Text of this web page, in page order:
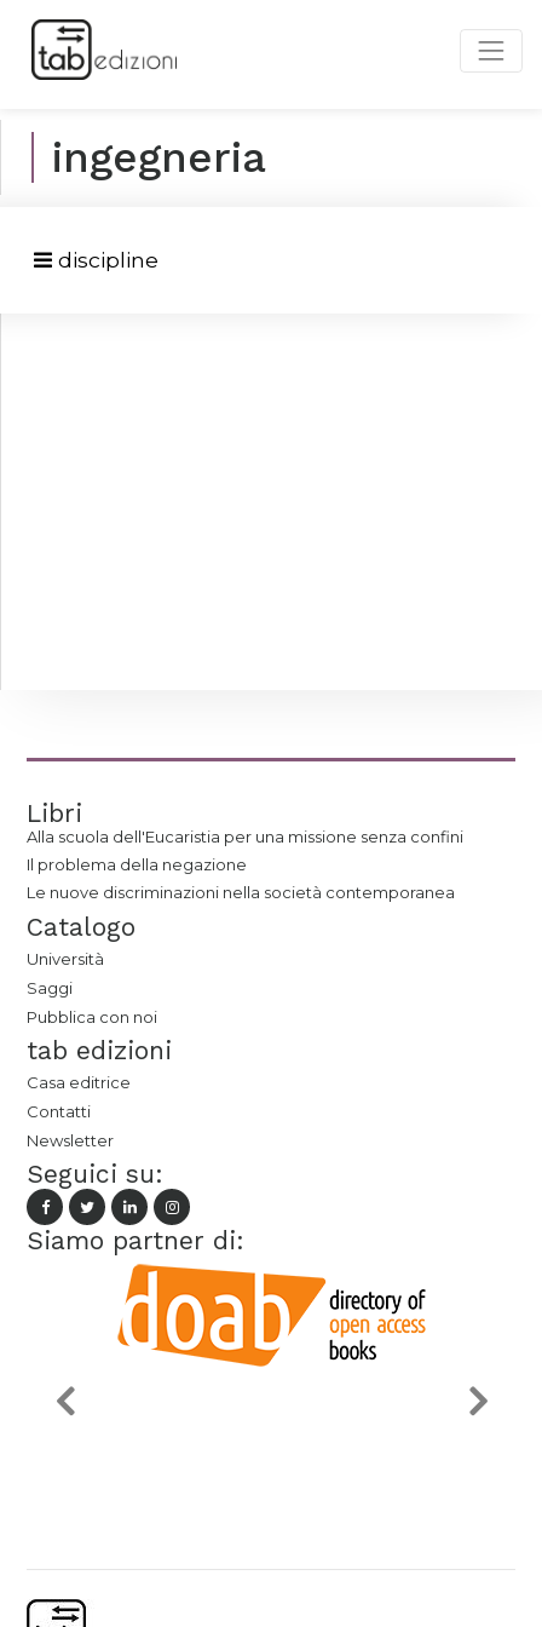
ingegneria
discipline
Libri
Alla scuola dell'Eucaristia per una missione senza confini
Il problema della negazione
Le nuove discriminazioni nella società contemporanea
Catalogo
Università
Saggi
Pubblica con noi
tab edizioni
Casa editrice
Contatti
Newsletter
Seguici su:
Siamo partner di: